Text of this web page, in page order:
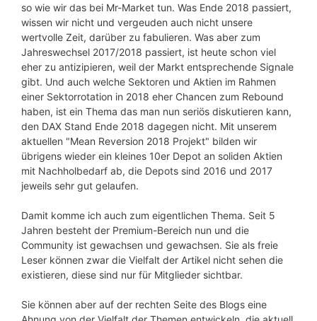
so wie wir das bei Mr-Market tun. Was Ende 2018 passiert,
wissen wir nicht und vergeuden auch nicht unsere
wertvolle Zeit, darüber zu fabulieren. Was aber zum
Jahreswechsel 2017/2018 passiert, ist heute schon viel
eher zu antizipieren, weil der Markt entsprechende Signale
gibt. Und auch welche Sektoren und Aktien im Rahmen
einer Sektorrotation in 2018 eher Chancen zum Rebound
haben, ist ein Thema das man nun seriös diskutieren kann,
den DAX Stand Ende 2018 dagegen nicht. Mit unserem
aktuellen "Mean Reversion 2018 Projekt" bilden wir
übrigens wieder ein kleines 10er Depot an soliden Aktien
mit Nachholbedarf ab, die Depots sind 2016 und 2017
jeweils sehr gut gelaufen.
Damit komme ich auch zum eigentlichen Thema. Seit 5
Jahren besteht der Premium-Bereich nun und die
Community ist gewachsen und gewachsen. Sie als freie
Leser können zwar die Vielfalt der Artikel nicht sehen die
existieren, diese sind nur für Mitglieder sichtbar.
Sie können aber auf der rechten Seite des Blogs eine